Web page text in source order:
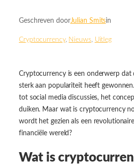
Geschreven doorJulian Smitsin
Cryptocurrency, Nieuws, Uitleg
Cryptocurrency is een onderwerp dat
sterk aan populariteit heeft
tot social media discussies, het
duiken. Maar wat is cryptocurrency
wordt het gezien als een
financiële wereld?
Wat is